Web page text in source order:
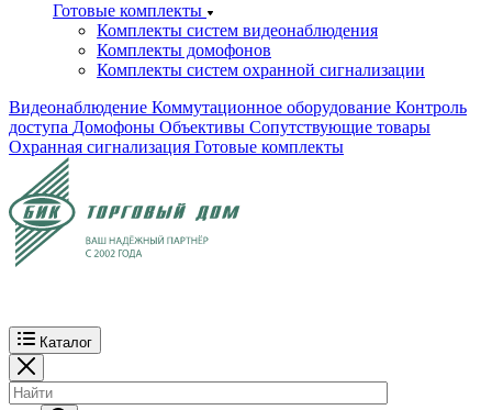
Готовые комплекты
Комплекты систем видеонаблюдения
Комплекты домофонов
Комплекты систем охранной сигнализации
Видеонаблюдение Коммутационное оборудование Контроль
доступа Домофоны Объективы Сопутствующие товары
Охранная сигнализация Готовые комплекты
Каталог